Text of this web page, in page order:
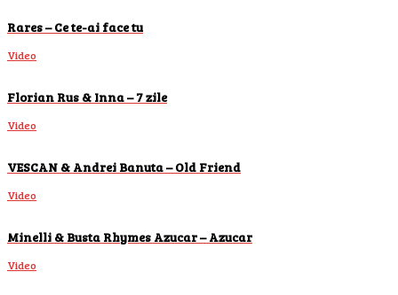
Rares – Ce te-ai face tu
Video
Florian Rus & Inna – 7 zile
Video
VESCAN & Andrei Banuta – Old Friend
Video
Minelli & Busta Rhymes Azucar – Azucar
Video